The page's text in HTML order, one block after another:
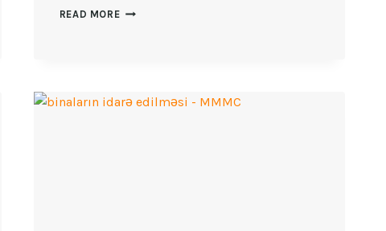
READ MORE DUBAYDA